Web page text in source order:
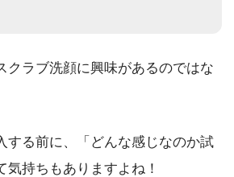
クラブ洗顔に興味があるのではな
する前に、「どんな感じなのか試
気持ちもありますよね！